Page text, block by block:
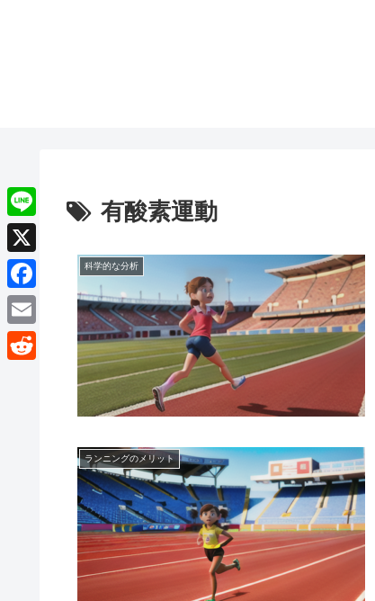
有酸素運動
科学的な分析
ランニングのメリット
L
i
n
e
X
F
a
c
E